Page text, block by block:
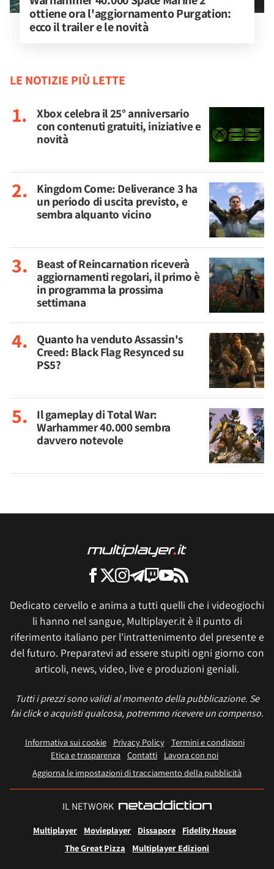
ottiene ora l'aggiornamento Purgation:
ecco il trailer e le novità
LE NOTIZIE PIÙ LETTE
Xbox celebra il 25° anniversario
con contenuti gratuiti, iniziative e
novità
Kingdom Come: Deliverance 3 ha
un periodo di uscita previsto, e
sembra alquanto vicino
Beast of Reincarnation riceverà
aggiornamenti regolari, il primo è
in programma la prossima
settimana
Quanto ha venduto Assassin's
Creed: Black Flag Resynced su
PS5?
Il gameplay di Total War:
Warhammer 40.000 sembra
davvero notevole
Dedicato cervello e anima a tutti quelli che i videogiochi
li hanno nel sangue, Multiplayer.it è il punto di
riferimento italiano per l'intrattenimento del presente e
del futuro. Preparatevi ad essere stupiti ogni giorno con
articoli, news, video, live e produzioni geniali.
Tutti i prezzi sono validi al momento della pubblicazione. Se
fai click o acquisti qualcosa, potremmo ricevere un compenso.
Informativa sui cookie Privacy Policy
Termini e condizioni
Etica e trasparenza Contatti
Lavora con noi
Aggiorna le impostazioni di tracciamento della pubblicità
IL NETWORK
Multiplayer Movieplayer Dissapore
Fidelity House
The Great Pizza
Multiplayer Edizioni